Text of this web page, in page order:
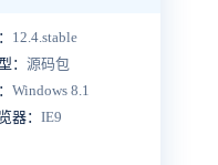
12.4.stable
： 源码包
Windows 8.1
器： IE9